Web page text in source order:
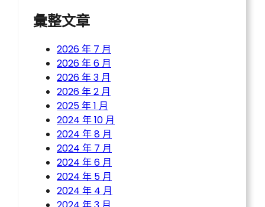
彙整文章
2026 年 7 月
2026 年 6 月
2026 年 3 月
2026 年 2 月
2025 年 1 月
2024 年 10 月
2024 年 8 月
2024 年 7 月
2024 年 6 月
2024 年 5 月
2024 年 4 月